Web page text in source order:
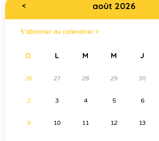
< août 2026
S’abonner au calendrier >
D L M M J
26 27 28 29 30
2 3 4 5 6
9 10 11 12 13